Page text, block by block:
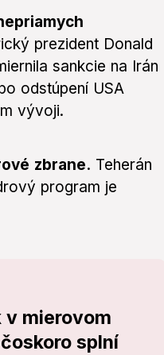
prezident Donald
sankcie na Irán
odstúpení USA
vývoji.
zbrane. Teherán
program je
v mierovom
splní